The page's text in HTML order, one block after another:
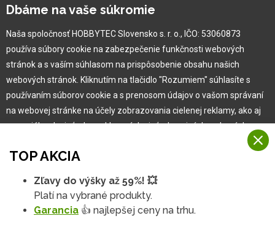
Zákazník & partner
Novinky
Copyright © 2010 -2026 HOBBYTEC
Mapa stránok ,Zmeniť nastavenia cookies
Dizajn:GLIPS| Systém:Shean s.r.o.
TOP AKCIA
Zľavy do výšky až 59%! 💥
Platí na vybrané produkty.
Garancia 👍 najlepšej ceny na trhu.
Dbáme na vaše súkromie
Naša spoločnosť HOBBYTEC Slovensko s. r. o., IČO: 53060873
používa súbory cookie na zabezpečenie funkčnosti webových
stránok a s vaším súhlasom na prispôsobenie obsahu našich
webových stránok. Kliknutím na tlačidlo "Rozumiem" súhlasíte s
používaním súborov cookie a s prenosom údajov o vašom správaní
na webovej stránke na účely zobrazovania cielenej reklamy, ako aj
na sociálnych sieťach a reklamných sieťach na iných webových
Viac informácií
Na našich webových stránkach používame niekoľko kategórií
Rozumiem